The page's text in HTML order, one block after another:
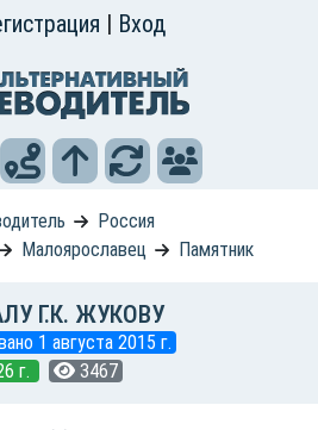
| Вход
Россия
Малоярославец Памятник
Г.К. ЖУКОВУ
1 августа 2015 г.
г.
3467